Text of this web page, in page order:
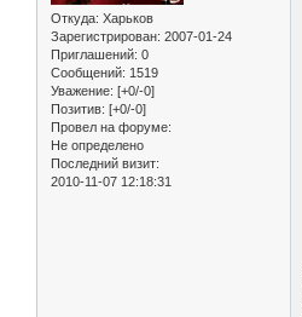
Откуда: Харьков
Зарегистрирован: 2007-01-24
Приглашений: 0
Сообщений: 1519
Уважение: [+0/-0]
Позитив: [+0/-0]
Провел на форуме:
Не определено
Последний визит:
2010-11-07 12:18:31